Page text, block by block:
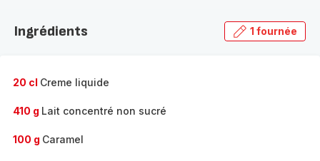
Ingrédients 1 fournée
20 cl Creme liquide
410 g Lait concentré non sucré
100 g Caramel